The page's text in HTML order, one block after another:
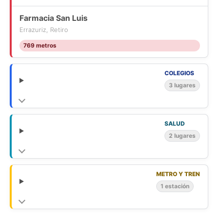
Farmacia San Luis
Errazuriz, Retiro
769 metros
COLEGIOS
3 lugares
SALUD
2 lugares
METRO Y TREN
1 estación